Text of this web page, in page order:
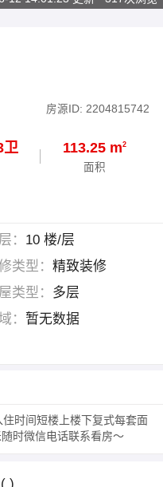
房源ID: 2204815742
卫 113.25 m2
面积
： 10 楼/层
类型： 精致装修
类型： 多层
： 暂无数据
时间短楼上楼下复式每套面
时微信电话联系看房～
( )